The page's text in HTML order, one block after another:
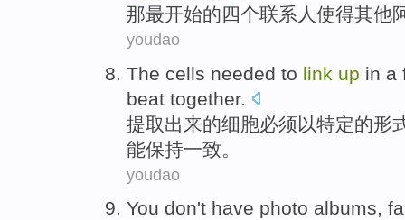
那最开始的四个联系人 使得其他
youdao
The cells needed to link up in a
beat together.
提取出来的细胞必须 以特定的形
能保持一致。
youdao
You don't have photo albums,